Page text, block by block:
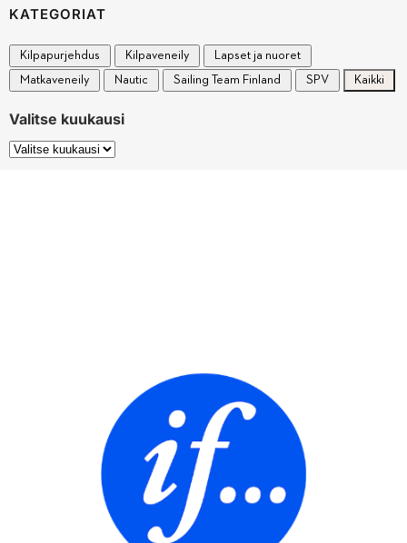
KATEGORIAT
Kilpapurjehdus Kilpaveneily
Lapset ja nuoret
Matkaveneily
Nautic Sailing Team Finland SPV Kaikki
Valitse kuukausi